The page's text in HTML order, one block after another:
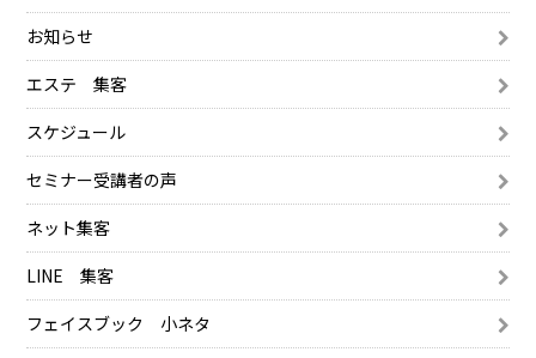
お知らせ
エステ 集客
スケジュール
セミナー受講者の声
ネット集客
LINE 集客
フェイスブック 小ネタ